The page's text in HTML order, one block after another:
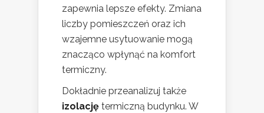
zapewnia lepsze efekty. Zmiana
liczby pomieszczeń oraz ich
wzajemne usytuowanie mogą
znacząco wpłynąć na komfort
termiczny.
Dokładnie przeanalizuj także
izolację termiczną budynku. W